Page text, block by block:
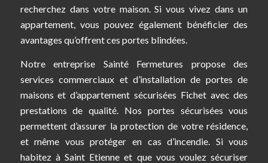
recherchez dans votre maison. Si vous vivez dans un
appartement, vous pouvez également bénéficier des
avantages qu’offrent ces portes blindées.
Notre entreprise Sainté Fermetures propose des
services commerciaux et d’installation de portes de
maisons et d’appartement sécurisées Fichet avec des
prestations de qualité. Nos portes sécurisées vous
permettent d’assurer la protection de votre résidence,
et même vous protéger en cas d’incendie. Si vous
habitez à Saint Etienne et que vous voulez sécuriser